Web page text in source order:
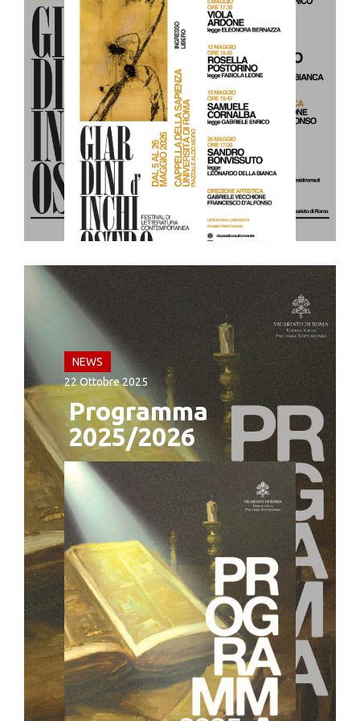
NEWS
22 Ottobre 2025
Programma
2025/2026